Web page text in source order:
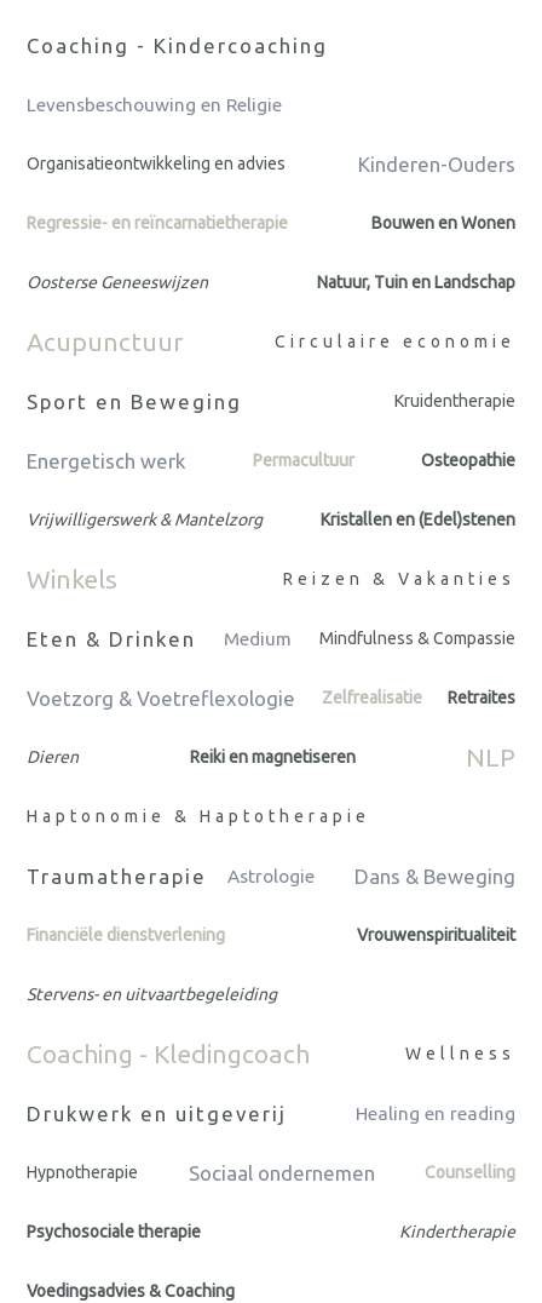
Coaching - Kindercoaching
Levensbeschouwing en Religie
Organisatieontwikkeling en advies Kinderen-Ouders
Regressie- en reïncarnatietherapie Bouwen en Wonen
Oosterse Geneeswijzen Natuur, Tuin en Landschap
Acupunctuur Circulaire economie
Sport en Beweging Kruidentherapie
Energetisch werk Permacultuur Osteopathie
Vrijwilligerswerk & Mantelzorg Kristallen en (Edel)stenen
Winkels Reizen & Vakanties
Eten & Drinken Medium Mindfulness & Compassie
Voetzorg & Voetreflexologie Zelfrealisatie Retraites
Dieren Reiki en magnetiseren NLP
Haptonomie & Haptotherapie
Traumatherapie Astrologie Dans & Beweging
Financiële dienstverlening Vrouwenspiritualiteit
Stervens- en uitvaartbegeleiding
Coaching - Kledingcoach Wellness
Drukwerk en uitgeverij Healing en reading
Hypnotherapie Sociaal ondernemen Counselling
Psychosociale therapie Kindertherapie
Voedingsadvies & Coaching